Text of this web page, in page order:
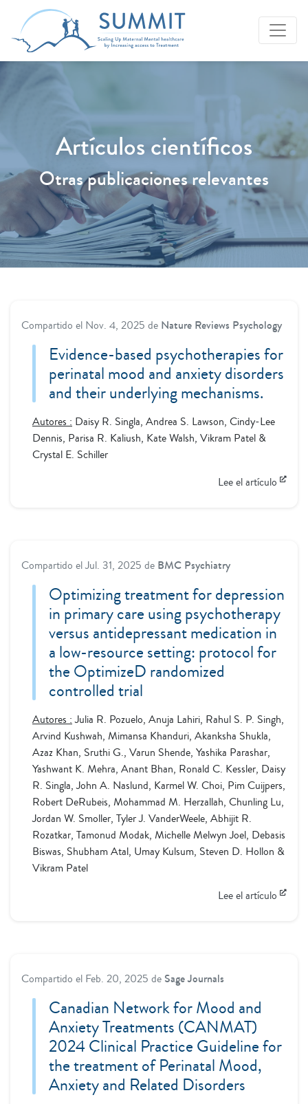
Artículos científicos
Otras publicaciones relevantes
Compartido el Nov. 4, 2025 de Nature Reviews Psychology
Evidence-based psychotherapies for
perinatal mood and anxiety disorders
and their underlying mechanisms.
Autores : Daisy R. Singla, Andrea S. Lawson, Cindy-Lee
Dennis, Parisa R. Kaliush, Kate Walsh, Vikram Patel &
Crystal E. Schiller
Lee el artículo
Compartido elJul. 31, 2025 de BMC Psychiatry
Optimizing treatment for depression
in primary care using psychotherapy
versus antidepressant medication in
a low-resource setting: protocol for
the OptimizeD randomized
controlled trial
Autores :Julia R. Pozuelo, Anuja Lahiri, Rahul S. P. Singh,
Arvind Kushwah, Mimansa Khanduri, Akanksha Shukla,
Azaz Khan, Sruthi G., Varun Shende, Yashika Parashar,
Yashwant K. Mehra, Anant Bhan, Ronald C. Kessler, Daisy
R. Singla, John A. Naslund, Karmel W. Choi, Pim Cuijpers,
Robert DeRubeis, Mohammad M. Herzallah, Chunling Lu,
Jordan W. Smoller, Tyler J. VanderWeele, Abhijit R.
Rozatkar, Tamonud Modak, Michelle Melwyn Joel, Debasis
Biswas, Shubham Atal, Umay Kulsum, Steven D. Hollon &
Vikram Patel
Lee el artículo
Compartido el Feb. 20, 2025 de Sage Journals
Canadian Network for Mood and
Anxiety Treatments (CANMAT)
2024 Clinical Practice Guideline for
the treatment of Perinatal Mood,
Anxiety and Related Disorders